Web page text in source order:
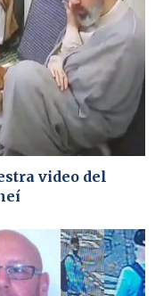
video del